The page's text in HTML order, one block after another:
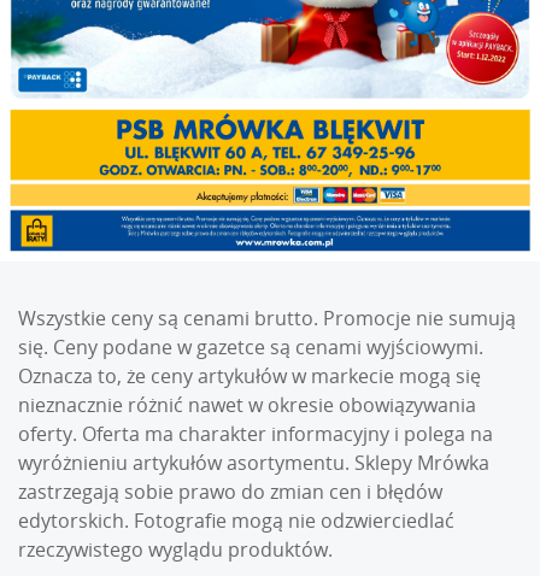
Wszystkie ceny są cenami brutto. Promocje nie sumują
się. Ceny podane w gazetce są cenami wyjściowymi.
Oznacza to, że ceny artykułów w markecie mogą się
nieznacznie różnić nawet w okresie obowiązywania
oferty. Oferta ma charakter informacyjny i polega na
wyróżnieniu artykułów asortymentu. Sklepy Mrówka
zastrzegają sobie prawo do zmian cen i błędów
edytorskich. Fotografie mogą nie odzwierciedlać
rzeczywistego wyglądu produktów.